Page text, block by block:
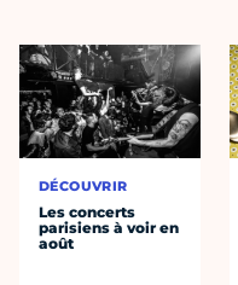
DÉCOUVRIR
Les concerts
parisiens à voir en
août